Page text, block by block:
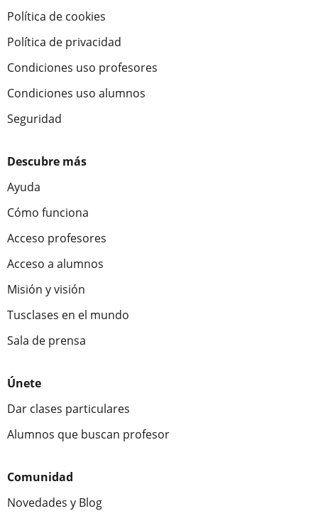
Política de cookies
Política de privacidad
Condiciones uso profesores
Condiciones uso alumnos
Seguridad
Descubre más
Ayuda
Cómo funciona
Acceso profesores
Acceso a alumnos
Misión y visión
Tusclases en el mundo
Sala de prensa
Únete
Dar clases particulares
Alumnos que buscan profesor
Comunidad
Novedades y Blog